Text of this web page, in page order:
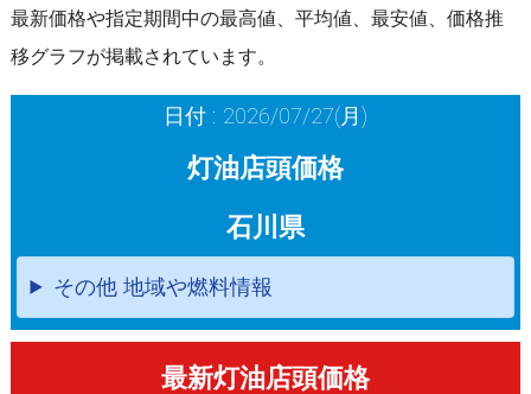
最新価格や指定期間中の最高値、平均値、最安値、価格推
移グラフが掲載されています。
日付 : 2026/07/27(月)
灯油店頭価格
石川県
その他 地域や燃料情報
最新灯油店頭価格